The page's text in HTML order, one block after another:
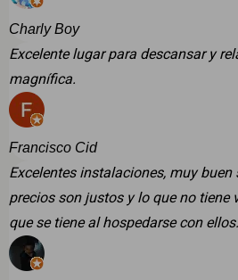
Charly Boy
Excelente lugar para descansar y
magnífica.
Francisco Cid
Excelentes instalaciones, muy
precios son justos y lo que no tiene
que se tiene al hospedarse con